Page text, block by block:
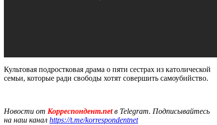
Культовая подростковая драма о пяти сестрах из католической
семьи, которые ради свободы хотят совершить самоубийство.
Новости от Корреспондент.netв Telegram. Подписывайтесь
на наш канал https://t.me/korrespondentnet